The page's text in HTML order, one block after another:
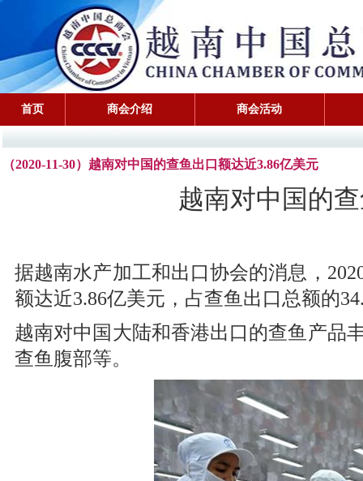
首页 商会介绍 商会活动
（2020-11-30）越南对中国的查鱼出口额达近3.86亿美元
越南对中国的
据越南水产加工和出口协会的消息，
额达近3.86亿美元，占查鱼出口总额的
越南对中国大陆和香港出口的查鱼产品
查鱼腹部等。